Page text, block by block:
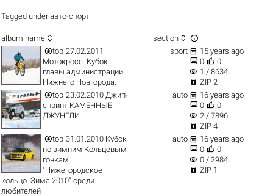
Tagged underавто-спорт
album name  section  
top 27.02.2011
Мотокросс. Кубок
главы администрации
Нижнего Новгорода.
sport  15 years ago
 0  0
visibility 1 / 8634
 ZIP 2
top 23.02.2010 Джип-
спринт КАМЕННЫЕ
ДЖУНГЛИ
auto  16 years ago
 0  0
visibility 2 / 7896
 ZIP 4
top 31.01.2010 Кубок
по зимним Кольцевым
гонкам
"Нижегородское
кольцо. Зима 2010" среди
любителей
auto  16 years ago
 0  0
visibility 0 / 2984
 ZIP 1